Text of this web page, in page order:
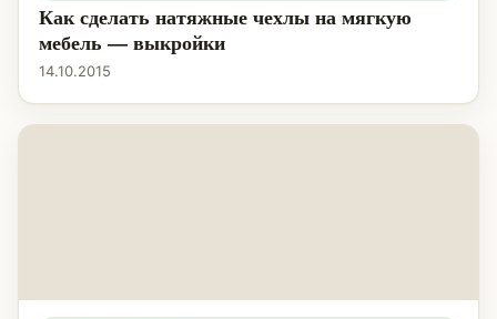
Как сделать натяжные чехлы на мягкую
мебель — выкройки
14.10.2015